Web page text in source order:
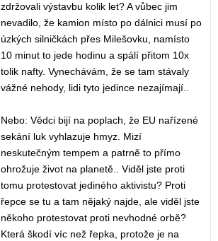
zdržovali výstavbu kolik let? A vůbec jim
nevadilo, že kamion místo po dálnici musí po
úzkých silničkách přes Milešovku, namísto
10 minut to jede hodinu a spálí přitom 10x
tolik nafty. Vynechávám, že se tam stávaly
vážné nehody, lidi tyto jedince nezajímají..
Nebo: Vědci bijí na poplach, že EU nařízené
sekání luk vyhlazuje hmyz. Mizí
neskutečným tempem a patrně to přímo
ohrožuje život na planetě.. Viděl jste proti
tomu protestovat jediného aktivistu? Proti
řepce se tu a tam nějaký najde, ale viděl jste
někoho protestovat proti nevhodné orbě?
Která škodí víc než řepka, protože je na